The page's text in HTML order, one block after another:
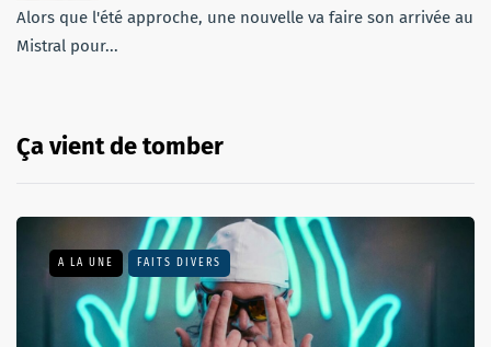
Alors que l'été approche, une nouvelle va faire son arrivée au
Mistral pour...
Ça vient de tomber
A LA UNE FAITS DIVERS